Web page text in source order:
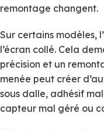
remontage changent.
Sur certains modèles,
l’écran collé. Cela
précision et un
menée peut créer
sous dalle, adhésif
capteur mal géré ou